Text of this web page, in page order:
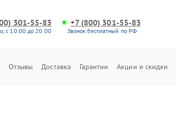
301-55-83
с 10:00 до 20:00
+7 (800) 301-55-83
Звонок бесплатный по РФ
Отзывы Доставка Гарантии Акции и скидки